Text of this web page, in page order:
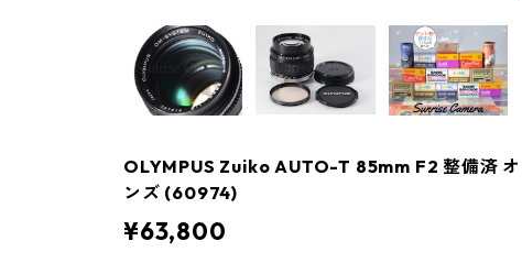
OLYMPUS Zuiko AUTO-T 85mm F2 整備済
ンズ (60974)
¥63,800